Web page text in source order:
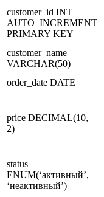
customer_id INT
AUTO_INCREMENT
PRIMARY KEY
customer_name
VARCHAR(50)
order_date DATE
price DECIMAL(10,
2)
status
ENUM(‘активный’,
‘неактивный’)